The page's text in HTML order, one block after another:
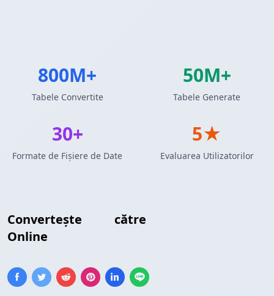
Convertește către
Online
800M+
Tabele Convertite
50M+
Tabele Generate
30+
Formate de Fișiere de Date
5★
Evaluarea Utilizatorilor